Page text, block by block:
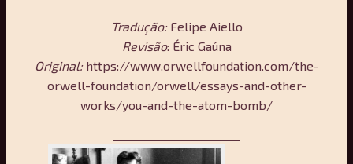
Tradução:Felipe Aiello
Revisão: Éric Gaúna
Original: https://www.orwellfoundation.com/the-
orwell-foundation/orwell/essays-and-other-
works/you-and-the-atom-bomb/